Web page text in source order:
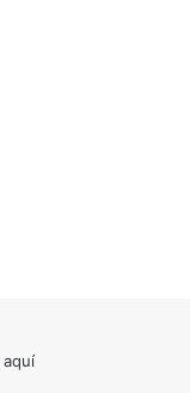
aquí